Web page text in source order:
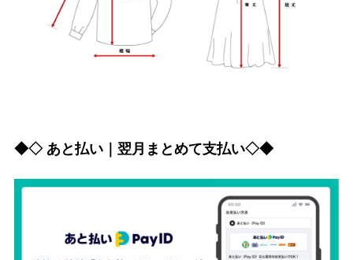
◆◇ あと払い｜翌月まとめて支払い◇◆